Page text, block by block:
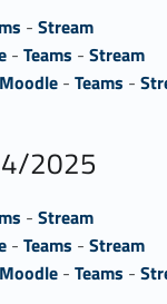
-Stream
-Teams -Stream
Moodle -Teams -
2025
-Stream
-Teams -Stream
Moodle -Teams -